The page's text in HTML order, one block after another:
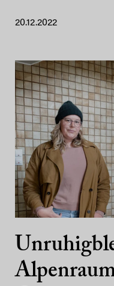
20.12.2022